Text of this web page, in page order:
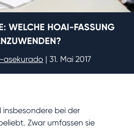
WELCHE HOAI-FASSUNG
| 31. Mai 2017
bei der
Zwar umfassen sie